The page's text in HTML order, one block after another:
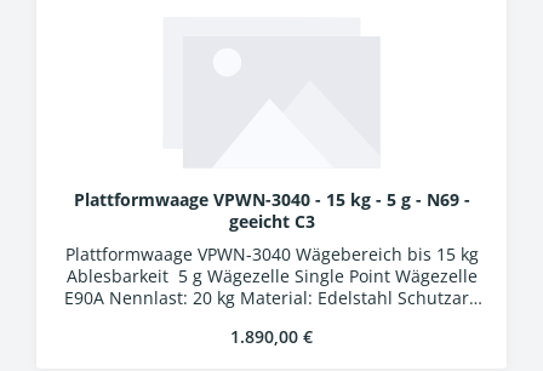
Plattformwaage VPWN-3040 - 15 kg - 5 g - N69 -
geeicht C3
Plattformwaage VPWN-3040 Wägebereich bis 15 kg
Ablesbarkeit 5 g Wägezelle Single Point Wägezelle
E90A Nennlast: 20 kg Material: Edelstahl Schutzart:
Schutzart IP54 LCD-Display, Ziffernhöhe 25 mm 24
Regulärer Preis:
1.890,00 €